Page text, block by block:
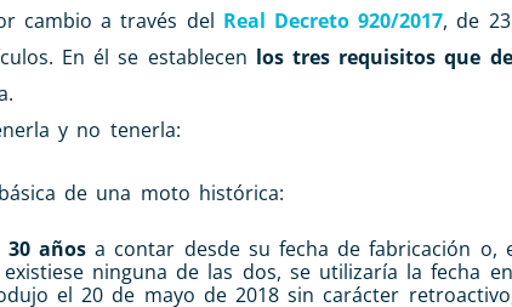
cambio a través del Real Decreto 920/2017, de
En él se establecen los tres requisitos que
y no tenerla:
de una moto histórica:
30 añosa contar desde su fecha de fabricación o,
ninguna de las dos, se utilizaría la fecha
el 20 de mayo de 2018 sin carácter